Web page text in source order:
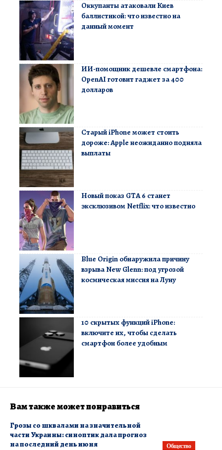
Оккупанты атаковали Киев
баллистикой: что известно на
данный момент
ИИ-помощник дешевле смартфона:
OpenAI готовит гаджет за 400
долларов
Старый iPhone может стоить
дороже: Apple неожиданно подняла
выплаты
Новый показ GTA 6 станет
эксклюзивом Netflix: что известно
Blue Origin обнаружила причину
взрыва New Glenn: под угрозой
космическая миссия на Луну
10 скрытых функций iPhone:
включите их, чтобы сделать
смартфон более удобным
Вам также может понравиться
Общество
Грозы со шквалами на значительной
части Украины: синоптик дала прогноз
на последний день июня